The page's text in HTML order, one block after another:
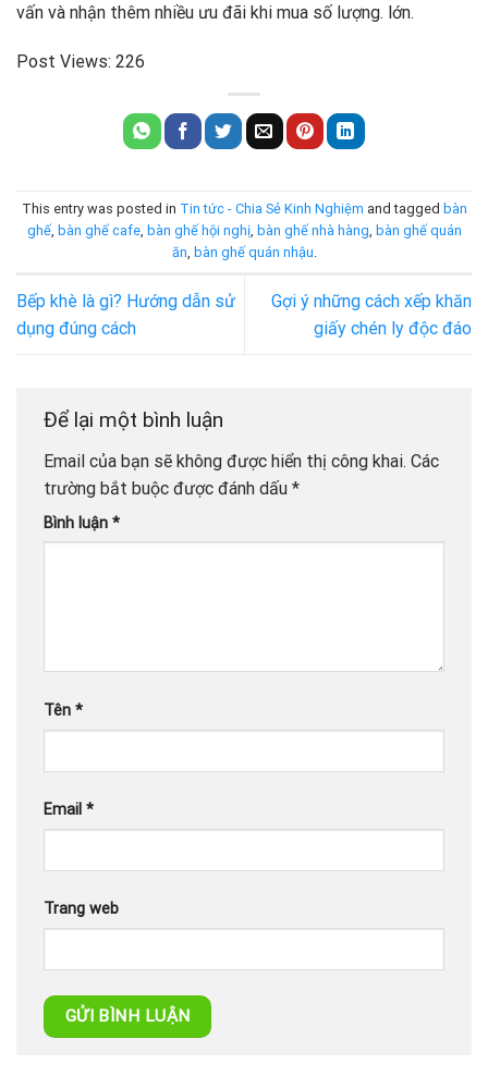
vấn và nhận thêm nhiều ưu đãi khi mua số lượng. lớn.
Post Views: 226
This entry was posted in Tin tức - Chia Sẻ Kinh Nghiệm and tagged bàn
ghế, bàn ghế cafe, bàn ghế hội nghị, bàn ghế nhà hàng bàn ghế quán
ăn bàn ghế quán nhậu
Bếp khè là gì? Hướng dẫn sử
dụng đúng cách
Gợi ý những cách xếp khăn
giấy chén ly độc đáo
Để lại một bình luận
Email của bạn sẽ không được hiển thị công khai. Các
trường bắt buộc được đánh dấu *
Bình luận *
Tên *
Email *
Trang web